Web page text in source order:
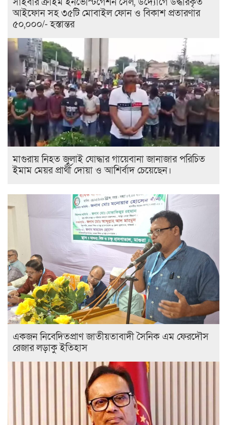
আইফোন সহ ৩৫টি মোবাইল ফোন ও বিকাশ প্রতারণার
৫০,০০০/- হস্তান্তর
মাগুরায় নিহত জুলাই যোদ্ধার গায়েবানা জানাজার পরিচিত
ইমাম মেয়র প্রার্থী দোয়া ও আশির্বাদ চেয়েছেন।
একজন নিবেদিতপ্রাণ জাতীয়তাবাদী সৈনিক এম ফেরদৌস
রেজার লড়াকু ইতিহাস